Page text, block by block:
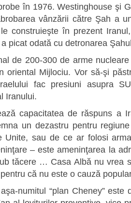
în 1976. Westinghouse şi
vânzării către Şah a
construieşte în prezent
picat odată cu detronarea
de 200-300 de arme
oriental Mijlociu. Vor să-şi
fac presiuni asupra
Iranului.
capacitatea de răspuns a
un dezastru pentru
Unite, sau de ce ar folosi
– este ameninţarea la
tăcere … Casa Albă nu vrea
că nu este o cauză
numitul “plan Cheney”